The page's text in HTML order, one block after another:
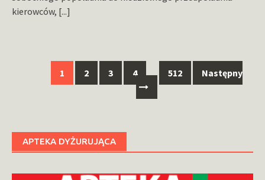
kierowców, [...]
Nawigacja
1 2 3 4 … 512 Następny
APTEKA DYŻURUJĄCA